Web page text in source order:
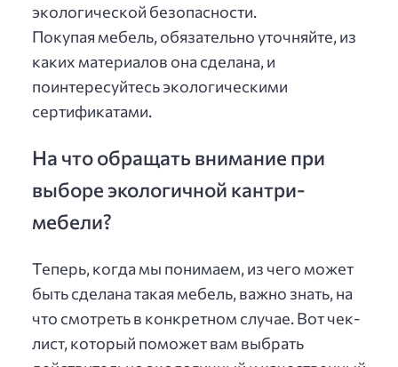
экологической безопасности.
Покупая мебель, обязательно уточняйте, из
каких материалов она сделана, и
поинтересуйтесь экологическими
сертификатами.
На что обращать внимание при
выборе экологичной кантри-
мебели?
Теперь, когда мы понимаем, из чего может
быть сделана такая мебель, важно знать, на
что смотреть в конкретном случае. Вот чек-
лист, который поможет вам выбрать